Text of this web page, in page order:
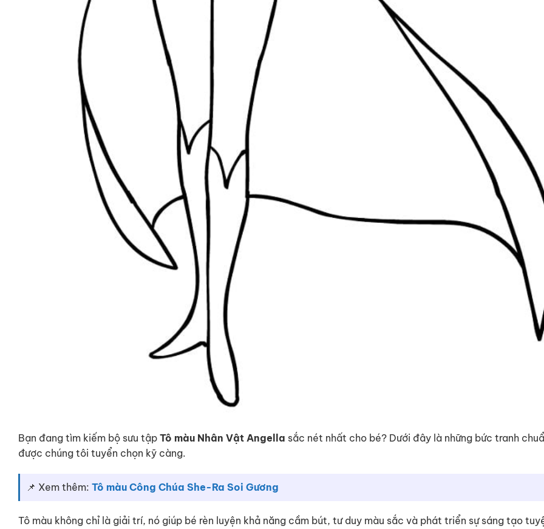
Bạn đang tìm kiếm bộ sưu tập Tô màu Nhân Vật Angella sắc nét nhất cho bé? Dưới đây là những bức tranh
được chúng tôi tuyển chọn kỹ càng.
📌 Xem thêm: Tô màu Công Chúa She-Ra Soi Gương
Tô màu không chỉ là giải trí, nó giúp bé rèn luyện khả năng cầm bút, tư duy màu sắc và phát triển sự sáng tạo